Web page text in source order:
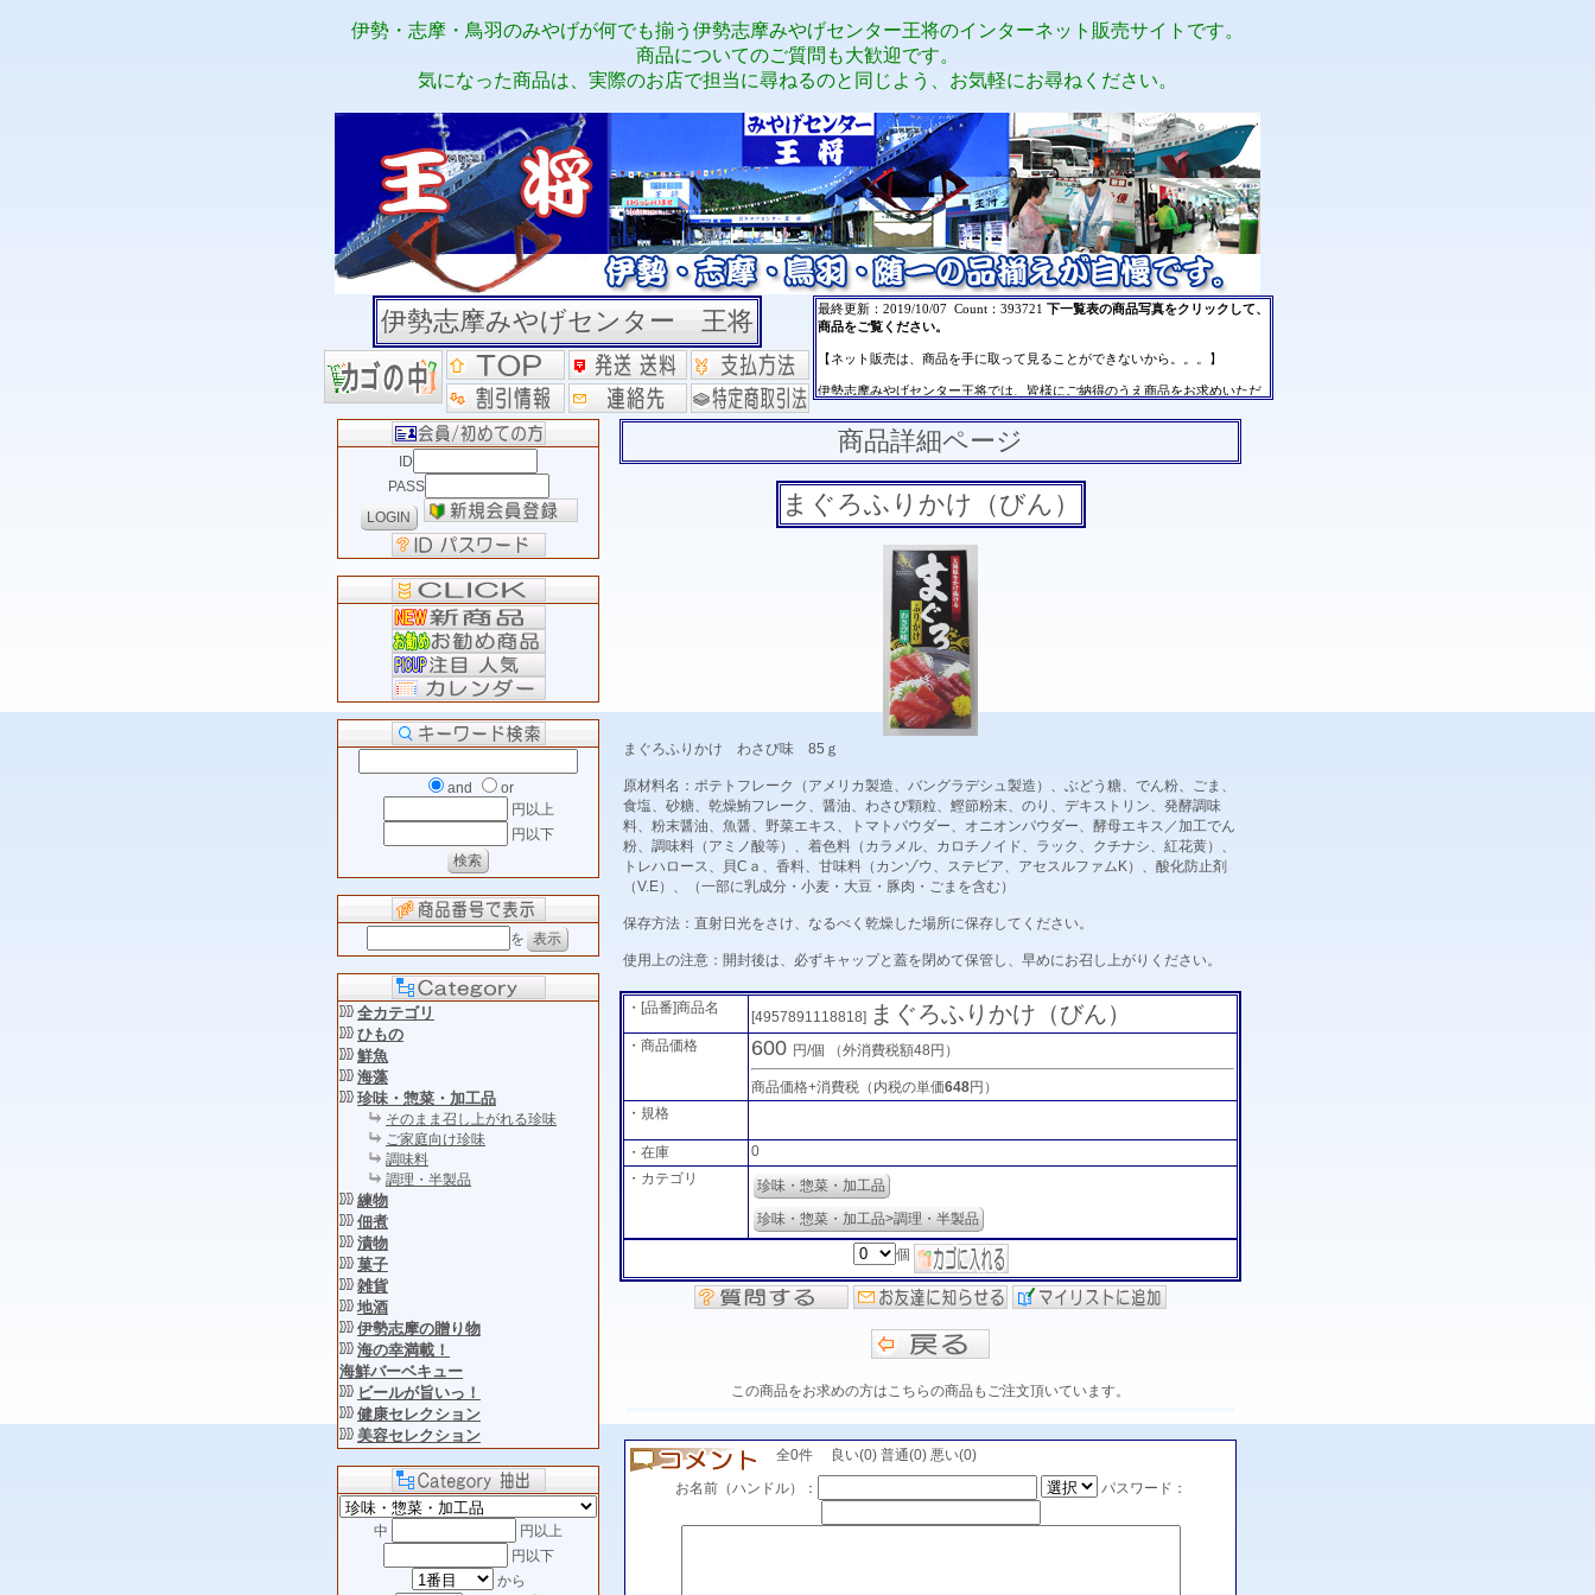
伊勢・志摩・鳥羽のみやげが何でも揃う伊勢志摩みやげセンター王将のインターネット販売サイトです。
商品についてのご質問も大歓迎です。
気になった商品は、実際のお店で担当に尋ねるのと同じよう、お気軽にお尋ねください。
伊勢志摩みやげセンター 王将
ID
PASS
and
or
円以上
円以下
を
全カテゴリ
ひもの
鮮魚
海藻
珍味・惣菜・加工品
そのまま召し上がれる珍味
ご家庭向け珍味
調味料
調理・半製品
練物
佃煮
漬物
菓子
雑貨
地酒
伊勢志摩の贈り物
海の幸満載！
海鮮バーベキュー
ビールが旨いっ！
健康セレクション
美容セレクション
中
円以上
円以下
から
商品詳細ページ
まぐろふりかけ（びん）
まぐろふりかけ わさび味 85ｇ
原材料名：ポテトフレーク（アメリカ製造、バングラデシュ製造）、ぶどう糖、でん粉、ごま、
食塩、砂糖、乾燥鮪フレーク、醤油、わさび顆粒、鰹節粉末、のり、デキストリン、発酵調味
料、粉末醤油、魚醤、野菜エキス、トマトパウダー、オニオンパウダー、酵母エキス／加工でん
粉、調味料（アミノ酸等）、着色料（カラメル、カロチノイド、ラック、クチナシ、紅花黄）、
トレハロース、貝Cａ、香料、甘味料（カンゾウ、ステビア、アセスルファムK）、酸化防止剤
（V.E）、（一部に乳成分・小麦・大豆・豚肉・ごまを含む）
保存方法：直射日光をさけ、なるべく乾燥した場所に保存してください。
使用上の注意：開封後は、必ずキャップと蓋を閉めて保管し、早めにお召し上がりください。
・[品番]商品名
[4957891118818] まぐろふりかけ（びん）
・商品価格 600 円/個 （外消費税額48円）
商品価格+消費税（内税の単価648円）
・規格
・在庫
0
・カテゴリ
珍味・惣菜・加工品
珍味・惣菜・加工品>調理・半製品
個
この商品をお求めの方はこちらの商品もご注文頂いています。
全0件 良い(0) 普通(0) 悪い(0)
お名前（ハンドル）：
パスワード：